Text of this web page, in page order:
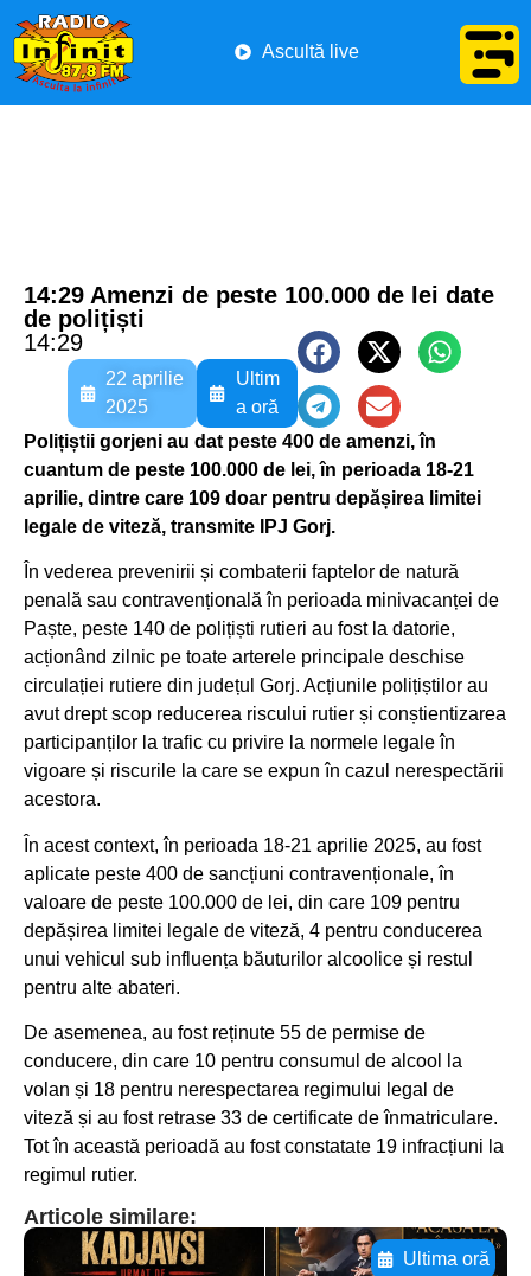
Ascultă live
14:29 Amenzi de peste 100.000 de lei date
de polițiști
14:29
22 aprilie
2025
Ultim
a oră
Polițiștii gorjeni au dat peste 400 de amenzi, în
cuantum de peste 100.000 de lei, în perioada 18-21
aprilie, dintre care 109 doar pentru depășirea limitei
legale de viteză, transmite IPJ Gorj.
În vederea prevenirii și combaterii faptelor de natură
penală sau contravențională în perioada minivacanței de
Paște, peste 140 de polițiști rutieri au fost la datorie,
acționând zilnic pe toate arterele principale deschise
circulației rutiere din județul Gorj. Acțiunile polițiștilor au
avut drept scop reducerea riscului rutier și conștientizarea
participanților la trafic cu privire la normele legale în
vigoare și riscurile la care se expun în cazul nerespectării
acestora.
În acest context, în perioada 18-21 aprilie 2025, au fost
aplicate peste 400 de sancțiuni contravenționale, în
valoare de peste 100.000 de lei, din care 109 pentru
depășirea limitei legale de viteză, 4 pentru conducerea
unui vehicul sub influența băuturilor alcoolice și restul
pentru alte abateri.
De asemenea, au fost reținute 55 de permise de
conducere, din care 10 pentru consumul de alcool la
volan și 18 pentru nerespectarea regimului legal de
viteză și au fost retrase 33 de certificate de înmatriculare.
Tot în această perioadă au fost constatate 19 infracțiuni la
regimul rutier.
Articole similare:
Ultima oră